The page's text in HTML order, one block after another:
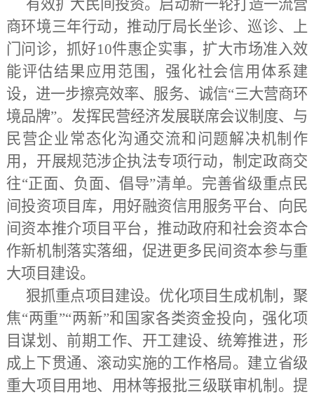
有效扩大民间投资。启动新一轮打造一流营
商环境三年行动，推动厅局长坐诊、巡诊、上
门问诊，抓好10件惠企实事，扩大市场准入效
能评估结果应用范围，强化社会信用体系建
设，进一步擦亮效率、服务、诚信“三大营商环
境品牌”。发挥民营经济发展联席会议制度、与
民营企业常态化沟通交流和问题解决机制作
用，开展规范涉企执法专项行动，制定政商交
往“正面、负面、倡导”清单。完善省级重点民
间投资项目库，用好融资信用服务平台、向民
间资本推介项目平台，推动政府和社会资本合
作新机制落实落细，促进更多民间资本参与重
大项目建设。
狠抓重点项目建设。优化项目生成机制，聚
焦“两重”“两新”和国家各类资金投向，强化项
目谋划、前期工作、开工建设、统筹推进，形
成上下贯通、滚动实施的工作格局。建立省级
重大项目用地、用林等报批三级联审机制。提